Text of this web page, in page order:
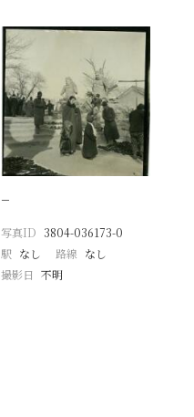
−
写真ID 3804-036173-0
駅 なし 路線 なし
撮影日 不明